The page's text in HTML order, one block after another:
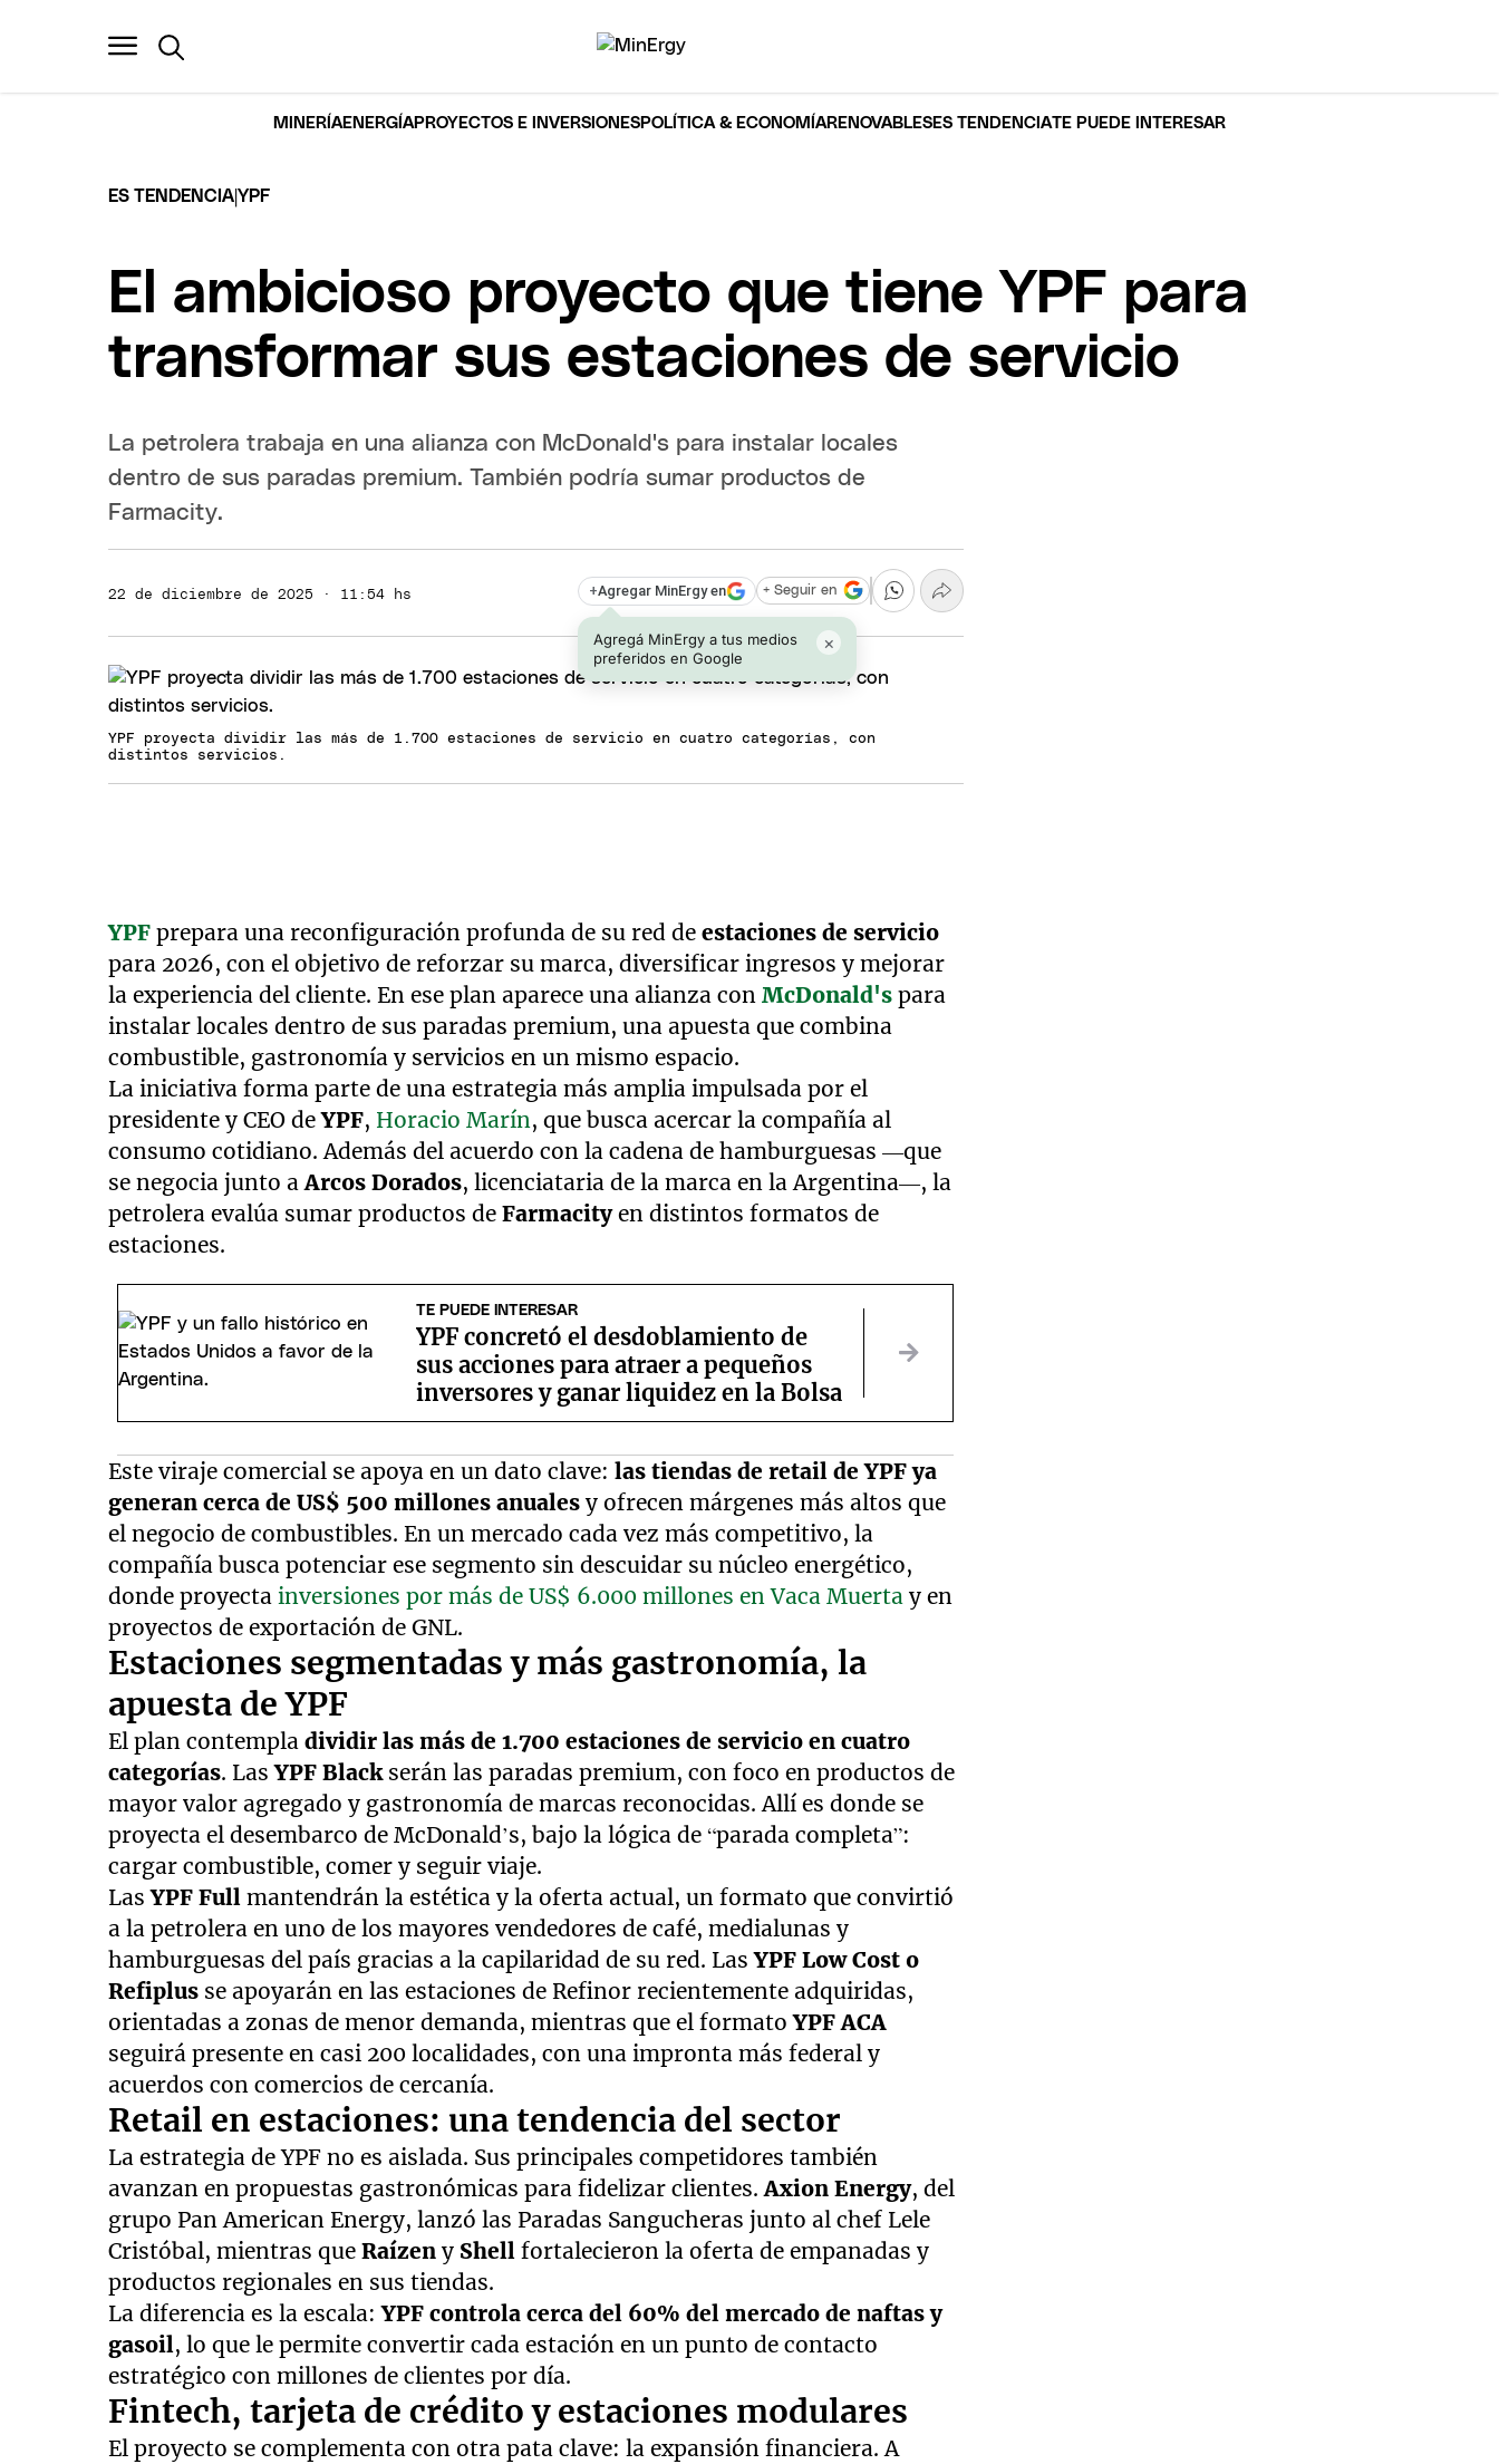
MINERÍAENERGÍAPROYECTOS E INVERSIONESPOLÍTICA & ECONOMÍARENOVABLESES TENDENCIATE PUEDE INTERESAR
ES TENDENCIA|YPF
El ambicioso proyecto que tiene YPF para
transformar sus estaciones de servicio
La petrolera trabaja en una alianza con McDonald's para instalar locales
dentro de sus paradas premium. También podría sumar productos de
Farmacity.
22 de diciembre de 2025 · 11:54 hs +Agregar MinErgy en
Agregá MinErgy a tus medios
preferidos en Google
×
+ Seguir en
YPF proyecta dividir las más de 1.700 estaciones de servicio en cuatro categorías, con
distintos servicios.
YPF prepara una reconfiguración profunda de su red deestaciones de servicio
para 2026, con el objetivo de reforzar su marca, diversificar ingresos y mejorar
la experiencia del cliente. En ese plan aparece una alianza conMcDonald's para
instalar locales dentro de sus paradas premium, una apuesta que combina
combustible, gastronomía y servicios en un mismo espacio.
La iniciativa forma parte de una estrategia más amplia impulsada por el
presidente y CEO deYPF, Horacio Marín, que busca acercar la compañía al
consumo cotidiano. Además del acuerdo con la cadena de hamburguesas —que
se negocia junto aArcos Dorados, licenciataria de la marca en la Argentina—, la
petrolera evalúa sumar productos deFarmacityen distintos formatos de
estaciones.
TE PUEDE INTERESAR
YPF concretó el desdoblamiento de
sus acciones para atraer a pequeños
inversores y ganar liquidez en la Bolsa
Este viraje comercial se apoya en un dato clave:las tiendas de retail de YPF ya
generan cerca de US$ 500 millones anualesy ofrecen márgenes más altos que
el negocio de combustibles. En un mercado cada vez más competitivo, la
compañía busca potenciar ese segmento sin descuidar su núcleo energético,
donde proyectainversiones por más de US$ 6.000 millones en Vaca Muerta y en
proyectos de exportación de GNL.
Estaciones segmentadas y más gastronomía, la
apuesta de YPF
El plan contempladividir las más de 1.700 estaciones de servicio en cuatro
categorías. LasYPF Blackserán las paradas premium, con foco en productos de
mayor valor agregado y gastronomía de marcas reconocidas. Allí es donde se
proyecta el desembarco de McDonald’s, bajo la lógica de “parada completa”:
cargar combustible, comer y seguir viaje.
LasYPF Full mantendrán la estética y la oferta actual, un formato que convirtió
a la petrolera en uno de los mayores vendedores de café, medialunas y
hamburguesas del país gracias a la capilaridad de su red. LasYPF Low Cost o
Refiplus se apoyarán en las estaciones de Refinor recientemente adquiridas,
orientadas a zonas de menor demanda, mientras que el formatoYPF ACA
seguirá presente en casi 200 localidades, con una impronta más federal y
acuerdos con comercios de cercanía.
Retail en estaciones: una tendencia del sector
La estrategia de YPF no es aislada. Sus principales competidores también
avanzan en propuestas gastronómicas para fidelizar clientes.Axion Energy, del
grupo Pan American Energy, lanzó las Paradas Sangucheras junto al chef Lele
Cristóbal, mientras queRaízen y Shell fortalecieron la oferta de empanadas y
productos regionales en sus tiendas.
La diferencia es la escala: YPF controla cerca del 60% del mercado de naftas y
gasoil, lo que le permite convertir cada estación en un punto de contacto
estratégico con millones de clientes por día.
Fintech, tarjeta de crédito y estaciones modulares
El proyecto se complementa con otra pata clave: la expansión financiera. A